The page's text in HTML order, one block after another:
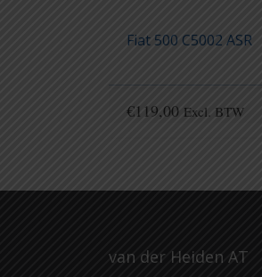
Fiat 500 C5002 ASR
€119,00 Excl. BTW
van der Heiden AT